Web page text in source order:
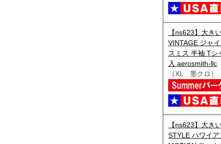
【ns623】大き
VINTAGE ジャ
スミス 半袖 Tシ
入 aerosmith-llc
（XL 墨クロ）
【ns623】大き
STYLE ハワイ